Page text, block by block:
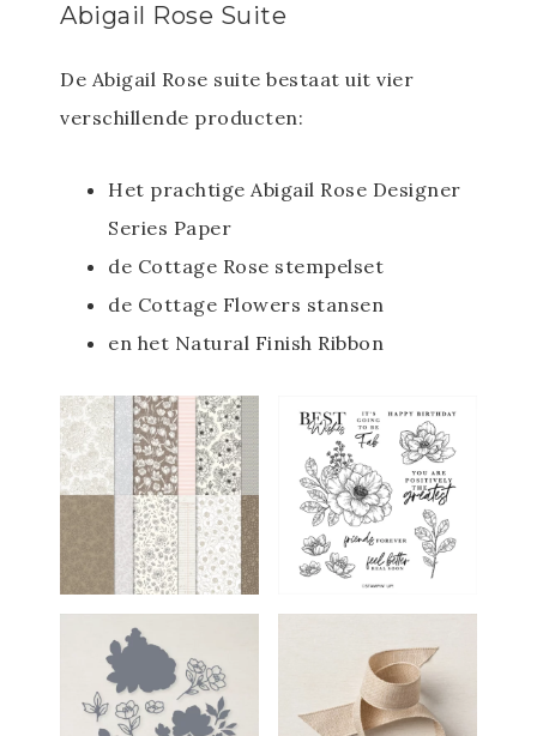
Abigail Rose Suite
De Abigail Rose suite bestaat uit vier
verschillende producten:
Het prachtige Abigail Rose Designer
Series Paper
de Cottage Rose stempelset
de Cottage Flowers stansen
en het Natural Finish Ribbon